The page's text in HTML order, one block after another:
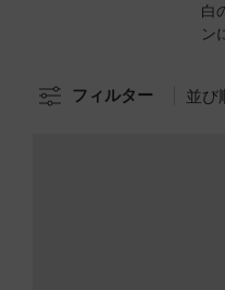
白
ン
フィルター 並び